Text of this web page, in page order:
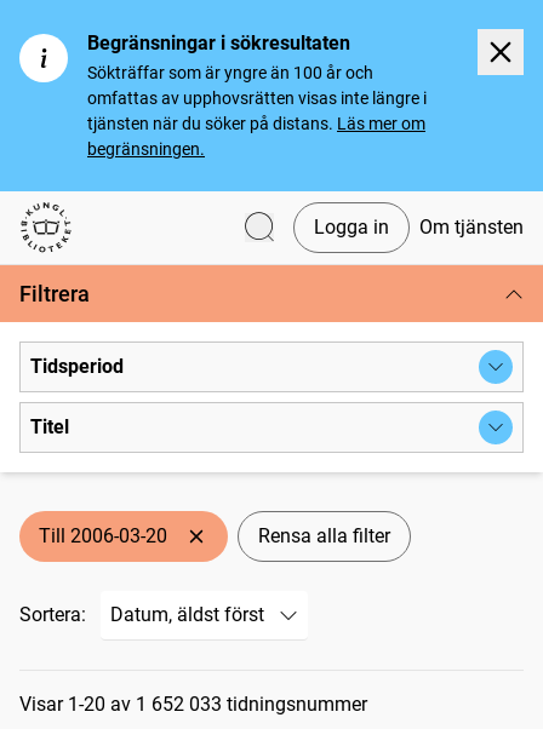
Begränsningar i sökresultaten
Sökträffar som är yngre än 100 år och
omfattas av upphovsrätten visas inte längre i
tjänsten när du söker på distans. Läs mer om
begränsningen.
Svenska tidningar
Logga in Om tjänsten
Filtrera
Tidsperiod
Titel
Till 2006-03-20 Rensa alla filter
Sortera:
Sökresultat
Visar 1-20 av 1 652 033 tidningsnummer